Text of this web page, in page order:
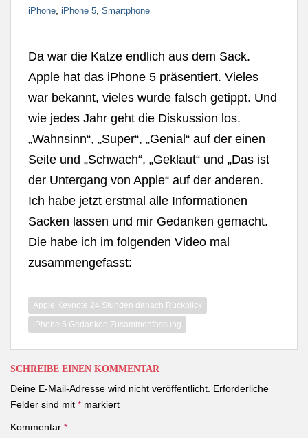
iPhone iPhone 5 Smartphone
Da war die Katze endlich aus dem Sack.
Apple hat das iPhone 5 präsentiert. Vieles
war bekannt, vieles wurde falsch getippt. Und
wie jedes Jahr geht die Diskussion los.
„Wahnsinn“, „Super“, „Genial“ auf der einen
Seite und „Schwach“, „Geklaut“ und „Das ist
der Untergang von Apple“ auf der anderen.
Ich habe jetzt erstmal alle Informationen
Sacken lassen und mir Gedanken gemacht.
Die habe ich im folgenden Video mal
zusammengefasst:
Apple Keynote 24 Stunden danach Rückblick
iPhone 5 Gedanken Zusammenfassung
SCHREIBE EINEN KOMMENTAR
Deine E-Mail-Adresse wird nicht veröffentlicht. Erforderliche
Felder sind mit * markiert
Kommentar *